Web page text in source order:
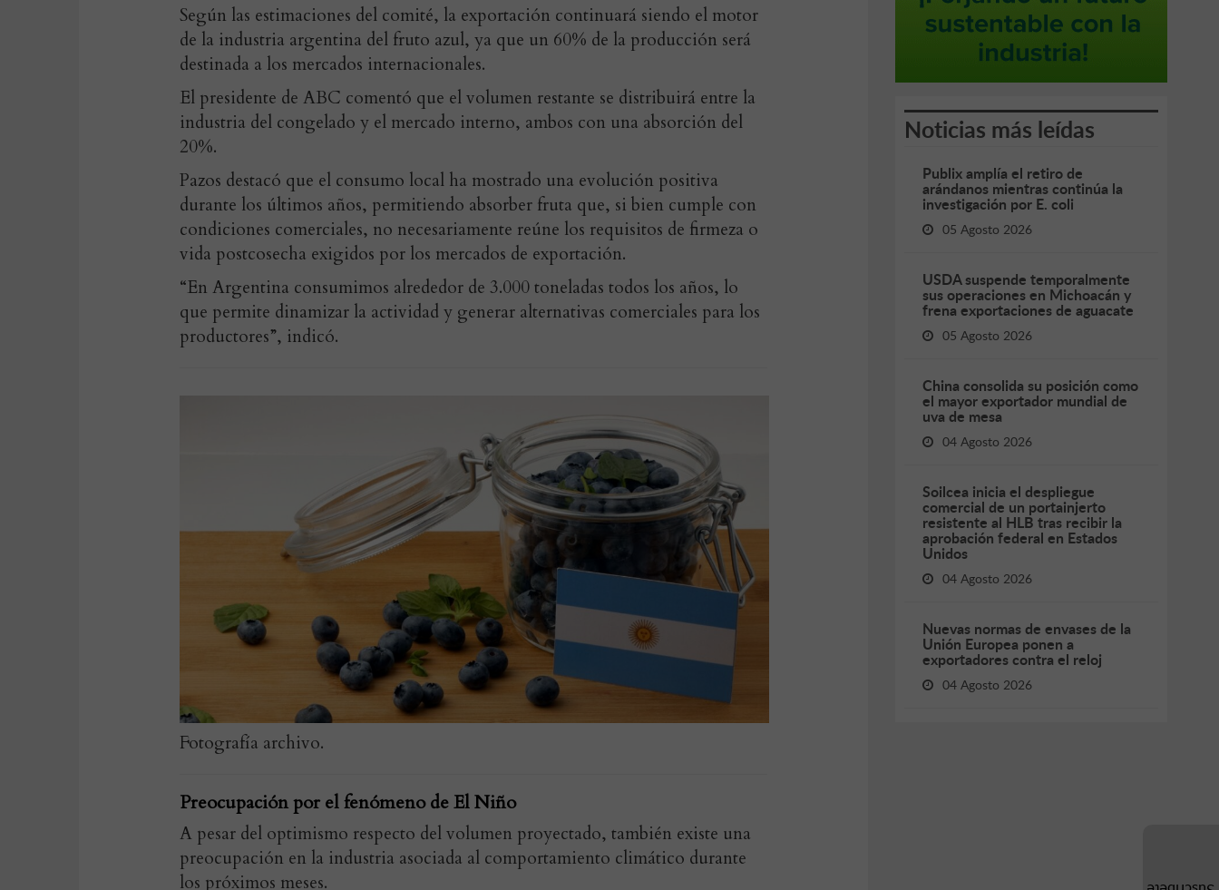
Según las estimaciones del comité, la exportación continuará siendo el motor
de la industria argentina del fruto azul, ya que un 60% de la producción será
destinada a los mercados internacionales.
El presidente de ABC comentó que el volumen restante se distribuirá entre la
industria del congelado y el mercado interno, ambos con una absorción del
20%.
Pazos destacó que el consumo local ha mostrado una evolución positiva
durante los últimos años, permitiendo absorber fruta que, si bien cumple con
condiciones comerciales, no necesariamente reúne los requisitos de firmeza o
vida postcosecha exigidos por los mercados de exportación.
“En Argentina consumimos alrededor de 3.000 toneladas todos los años, lo
que permite dinamizar la actividad y generar alternativas comerciales para los
productores”, indicó.
Fotografía archivo.
Preocupación por el fenómeno de El Niño
A pesar del optimismo respecto del volumen proyectado, también existe una
preocupación en la industria asociada al comportamiento climático durante
los próximos meses.
Noticias más leídas
Publix amplía el retiro de
arándanos mientras continúa la
investigación por E. coli
05 Agosto 2026
USDA suspende temporalmente
sus operaciones en Michoacán y
frena exportaciones de aguacate
05 Agosto 2026
China consolida su posición como
el mayor exportador mundial de
uva de mesa
04 Agosto 2026
Soilcea inicia el despliegue
comercial de un portainjerto
resistente al HLB tras recibir la
aprobación federal en Estados
Unidos
04 Agosto 2026
Nuevas normas de envases de la
Unión Europea ponen a
exportadores contra el reloj
04 Agosto 2026